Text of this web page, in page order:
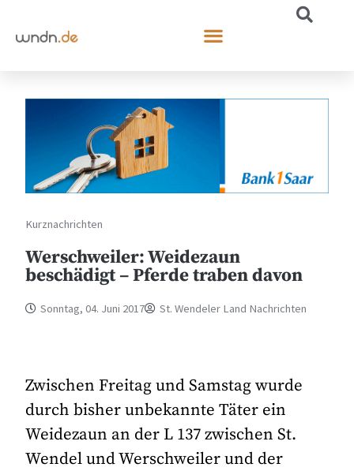
Kurznachrichten
Werschweiler: Weidezaun
beschädigt – Pferde traben davon
Sonntag, 04. Juni 2017 St. Wendeler Land Nachrichten
Zwischen Freitag und Samstag wurde
durch bisher unbekannte Täter ein
Weidezaun an der L 137 zwischen St.
Wendel und Werschweiler und der